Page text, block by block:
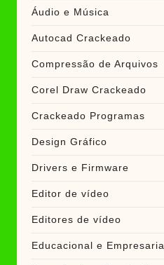
Áudio e Música
Autocad Crackeado
Compressão de Arquivos
Corel Draw Crackeado
Crackeado Programas
Design Gráfico
Drivers e Firmware
Editor de vídeo
Editores de vídeo
Educacional e Empresarial